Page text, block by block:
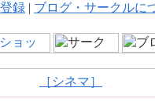
録 | ブログ・サークルに
［シネマ］